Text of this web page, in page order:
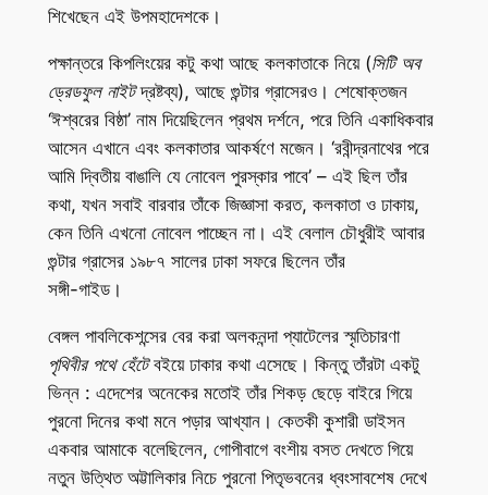
শিখেছেন এই উপমহাদেশকে।
পক্ষান্তরে কিপলিংয়ের কটু কথা আছে কলকাতাকে নিয়ে (সিটি অব
ড্রেডফুল নাইটদ্রষ্টব্য), আছে গুন্টার গ্রাসেরও। শেষোক্তজন
‘ঈশ্বরের বিষ্ঠা’ নাম দিয়েছিলেন প্রথম দর্শনে, পরে তিনি একাধিকবার
আসেন এখানে এবং কলকাতার আকর্ষণে মজেন। ‘রবীন্দ্রনাথের পরে
আমি দ্বিতীয় বাঙালি যে নোবেল পুরস্কার পাবে’ – এই ছিল তাঁর
কথা, যখন সবাই বারবার তাঁকে জিজ্ঞাসা করত, কলকাতা ও ঢাকায়,
কেন তিনি এখনো নোবেল পাচ্ছেন না। এই বেলাল চৌধুরীই আবার
গুন্টার গ্রাসের ১৯৮৭ সালের ঢাকা সফরে ছিলেন তাঁর
সঙ্গী-গাইড।
বেঙ্গল পাবলিকেশন্সের বের করা অলকনন্দা প্যাটেলের স্মৃতিচারণা
পৃথিবীর পথে হেঁটেবইয়ে ঢাকার কথা এসেছে। কিন্তু তাঁরটা একটু
ভিন্ন : এদেশের অনেকের মতোই তাঁর শিকড় ছেড়ে বাইরে গিয়ে
পুরনো দিনের কথা মনে পড়ার আখ্যান। কেতকী কুশারী ডাইসন
একবার আমাকে বলেছিলেন, গোপীবাগে বংশীয় বসত দেখতে গিয়ে
নতুন উত্থিত অট্টালিকার নিচে পুরনো পিতৃভবনের ধ্বংসাবশেষ দেখে